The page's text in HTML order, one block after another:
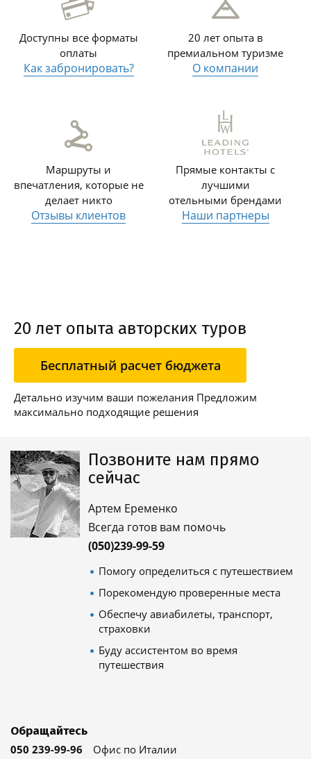
Доступны все форматы
оплаты
Как забронировать?
20 лет опыта в
премиальном туризме
О компании
Маршруты и
впечатления, которые не
делает никто
Отзывы клиентов
Прямые контакты с
лучшими
отельными брендами
Наши партнеры
20 лет опыта авторских туров
Бесплатный расчет бюджета
Детально изучим ваши пожелания Предложим
максимально подходящие решения
Позвоните нам прямо
сейчас
Артем Еременко
Всегда готов вам помочь
(050)239-99-59
Помогу определиться с путешествием
Порекомендую проверенные места
Обеспечу авиабилеты, транспорт,
страховки
Буду ассистентом во время
путешествия
Обращайтесь
050 239-99-96
Офис по Италии